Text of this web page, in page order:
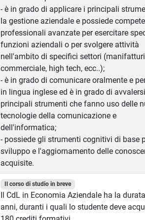
- è in grado di applicare i principali
la gestione aziendale e possiede
professionali avanzate per esercitare
funzioni aziendali o per svolgere attività
nell'ambito di specifici settori
commerciale, high tech, ecc..);
- è in grado di comunicare oralmente e
in lingua inglese ed è in grado di
principali strumenti che fanno uso delle
tecnologie della comunicazione e
dell'informatica;
- possiede gli strumenti cognitivi di base
sviluppo e l'aggiornamento delle
acquisite.
Il corso di studio in breve
Il CdL in Economia Aziendale ha la
anni, duranti i quali lo studente deve